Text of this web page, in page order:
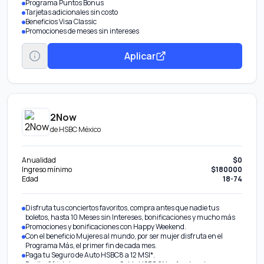
Programa Puntos Bonus
Tarjetas adicionales sin costo
Beneficios Visa Classic
Promociones de meses sin intereses
Aplicar
2Now
deHSBC México
Anualidad
$0
Ingreso mínimo
$180000
Edad
18-74
Disfruta tus conciertos favoritos, compra antes que nadie tus
boletos, hasta 10 Meses sin Intereses, bonificaciones y mucho más
Promociones y bonificaciones con Happy Weekend.
Con el beneficio Mujeres al mundo, por ser mujer disfruta en el
Programa Más, el primer fin de cada mes.
Paga tu Seguro de Auto HSBC8 a 12 MSI*.